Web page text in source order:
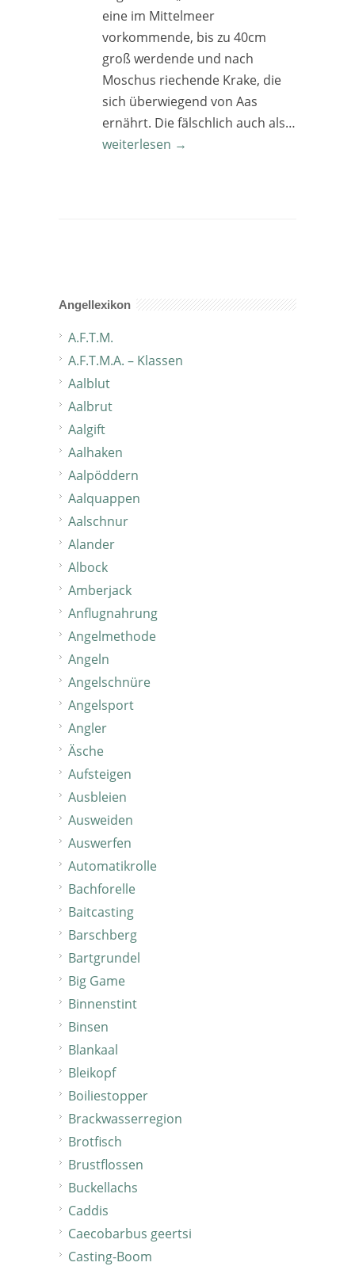
eine im Mittelmeer
vorkommende, bis zu 40cm
groß werdende und nach
Moschus riechende Krake, die
sich überwiegend von Aas
ernährt. Die fälschlich auch als…
weiterlesen →
Angellexikon
A.F.T.M.
A.F.T.M.A. – Klassen
Aalblut
Aalbrut
Aalgift
Aalhaken
Aalpöddern
Aalquappen
Aalschnur
Alander
Albock
Amberjack
Anflugnahrung
Angelmethode
Angeln
Angelschnüre
Angelsport
Angler
Äsche
Aufsteigen
Ausbleien
Ausweiden
Auswerfen
Automatikrolle
Bachforelle
Baitcasting
Barschberg
Bartgrundel
Big Game
Binnenstint
Binsen
Blankaal
Bleikopf
Boiliestopper
Brackwasserregion
Brotfisch
Brustflossen
Buckellachs
Caddis
Caecobarbus geertsi
Casting-Boom